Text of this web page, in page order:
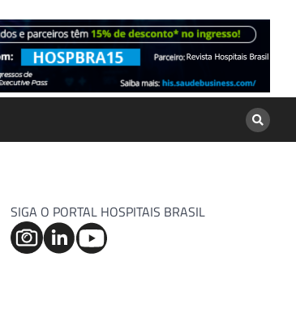
SIGA O PORTAL HOSPITAIS BRASIL